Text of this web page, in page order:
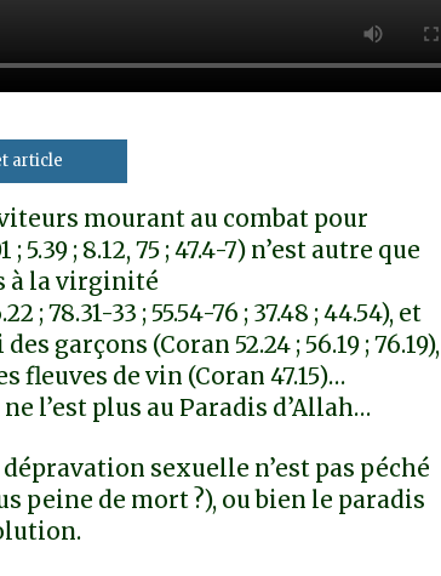
article
mourant au combat pour
; 8.12, 75 ; 47.4-7) n’est autre que
à la virginité
78.31-33 ; 55.54-76 ; 37.48 ; 44.54), et
garçons (Coran 52.24 ; 56.19 ; 76.19),
fleuves de vin (Coran 47.15)…
l’est plus au Paradis d’Allah…
sexuelle n’est pas péché
peine de mort ?), ou bien le paradis